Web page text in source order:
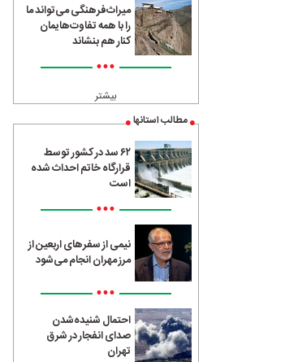
میراث‌فرهنگی می‌تواند ما
را با همه تفاوت‌هایمان
کنار هم بنشاند
•••
بیشتر
مطالب استانها
۶۲ سد در کشور توسط
قرارگاه خاتم احداث شده
است
•••
نیمی از سفرهای اربعین از
مرز مهران انجام می‌شود
•••
احتمال شنیده‌شدن
صدای انفجار در شرق
تهران